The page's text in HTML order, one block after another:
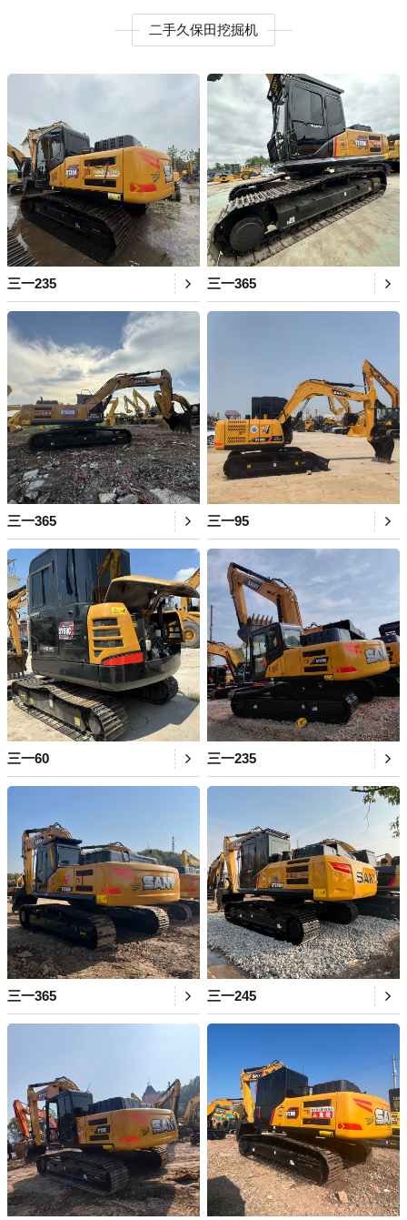
二手久保田挖掘机
三一235 三一365
三一365 三一95
三一60 三一235
三一365 三一245